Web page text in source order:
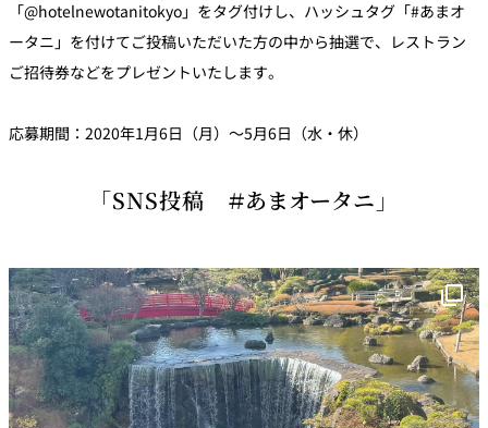
パティスリー
SATSUKI
ピエール・エ
ルメ・パリ
西洋料理
ジャン 東京 ィックス 東京 スタ
オーバカナル
中国料理
大観苑＜
TAIKAN EN＞
鉄板焼/ステーキ
リブルーム
石心亭＜
SEKISHIN-TEI＞
清泉亭＜
SEISEN-TEI＞ もみじ亭
日本料理
ホテルへのアクセ
ス
「@hotelnewotanitokyo」をタグ付けし、ハッシュタグ「#あまオ
ータニ」を付けてご投稿いただいた方の中から抽選で、レストラン
ご招待券などをプレゼントいたします。
応募期間：2020年1月6日（月）～5月6日（水・休）
「SNS投稿 ＃あまオータニ」